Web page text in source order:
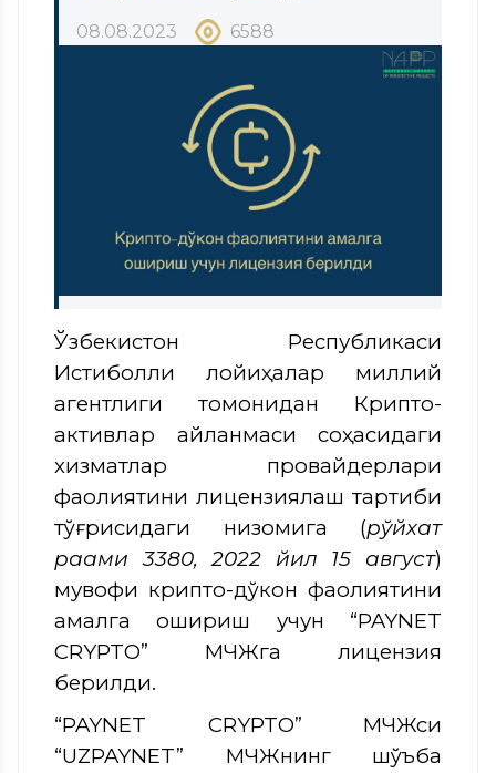
08.08.2023 6588
Ўзбекистон Республикаси
Истиқболли лойиҳалар миллий
агентлиги томонидан Крипто-
активлар айланмаси соҳасидаги
хизматлар провайдерлари
фаолиятини лицензиялаш тартиби
тўғрисидаги низомига (рўйхат
рақами 3380, 2022 йил 15 август)
мувофиқ крипто-дўкон фаолиятини
амалга ошириш учун “PAYNET
CRYPTO” МЧЖга лицензия
берилди.
“PAYNET CRYPTO” МЧЖси
“UZPAYNET” МЧЖнинг шўъба